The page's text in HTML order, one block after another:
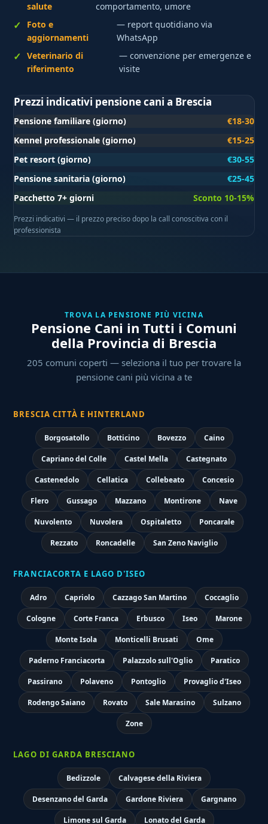
salute
comportamento, umore
Foto e
aggiornamenti
— report quotidiano via
WhatsApp
Veterinario di
riferimento
— convenzione per emergenze e
visite
Prezzi indicativi pensione cani a Brescia
Pensione familiare (giorno)
€18-30
Kennel professionale (giorno)
€15-25
Pet resort (giorno)
€30-55
Pensione sanitaria (giorno)
€25-45
Pacchetto 7+ giorni
Sconto 10-15%
Prezzi indicativi — il prezzo preciso dopo la call conoscitiva con il
professionista
TROVA LA PENSIONE PIÙ VICINA
Pensione Cani in Tutti i Comuni
della Provincia di Brescia
205 comuni coperti — seleziona il tuo per trovare la
pensione cani più vicina a te
BRESCIA CITTÀ E HINTERLAND
Borgosatollo Botticino Bovezzo Caino
Capriano del Colle Castel Mella Castegnato
Castenedolo Cellatica Collebeato Concesio
Flero Gussago Mazzano Montirone Nave
Nuvolento Nuvolera Ospitaletto Poncarale
Rezzato Roncadelle San Zeno Naviglio
FRANCIACORTA E LAGO D'ISEO
Adro Capriolo Cazzago San Martino Coccaglio
Cologne Corte Franca Erbusco Iseo Marone
Monte Isola Monticelli Brusati Ome
Paderno Franciacorta Palazzolo sull'Oglio Paratico
Passirano Polaveno Pontoglio Provaglio d'Iseo
Rodengo Saiano Rovato Sale Marasino Sulzano
Zone
LAGO DI GARDA BRESCIANO
Bedizzole Calvagese della Riviera
Desenzano del Garda Gardone Riviera Gargnano
Limone sul Garda Lonato del Garda